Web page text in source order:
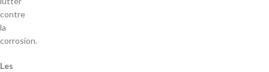
contre
la
corrosion.
Les